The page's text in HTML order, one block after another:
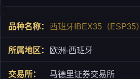
西班牙IBEX35（ESP35）
欧洲-西班牙
马德里证券交易所